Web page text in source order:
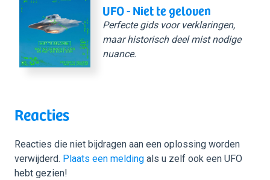
UFO - Niet te geloven
Perfecte gids voor verklaringen,
maar historisch deel mist nodige
nuance.
Reacties
Reacties die niet bijdragen aan een oplossing worden
verwijderd. Plaats een melding als u zelf ook een UFO
hebt gezien!